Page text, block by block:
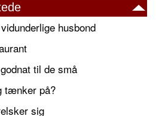
husbond
til de små
tænker på?
sig